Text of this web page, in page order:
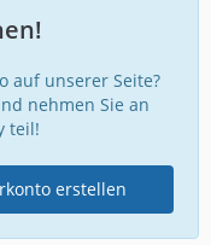
auf unserer Seite?
nehmen Sie an
teil!
erstellen